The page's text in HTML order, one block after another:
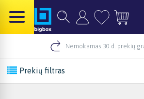
Nemokamas 30 d. prekių
Prekių filtras